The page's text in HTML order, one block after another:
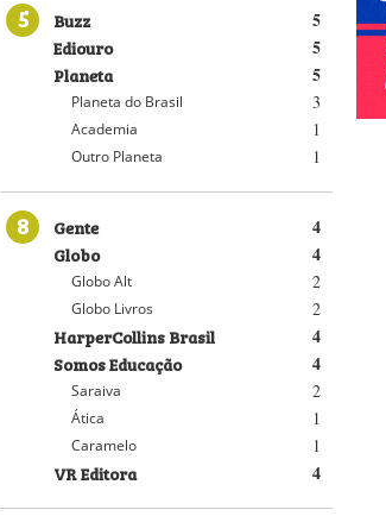
5 5
Buzz
5
Ediouro
5
Planeta
3
Planeta do Brasil
1
Academia
1
Outro Planeta
8 4
Gente
4
Globo
2
Globo Alt
2
Globo Livros
4
HarperCollins Brasil
4
Somos Educação
2
Saraiva
1
Ática
1
Caramelo
4
VR Editora